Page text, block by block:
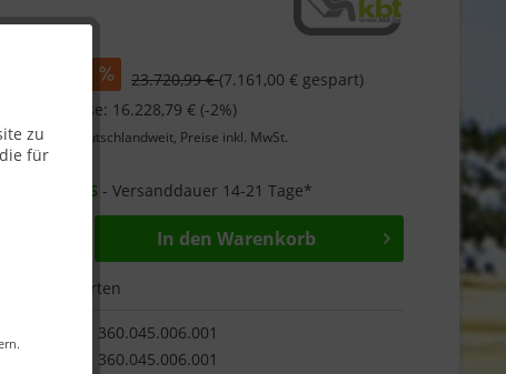
zu
für
23.720,99 €(7.161,00 € gespart)
bei Vorkasse: 16.228,79 € (-2%)
deutschlandweit, Preise inkl. MwSt.
16.09.26 - Versanddauer 14-21 Tage*
In den Warenkorb
Bewerten
360.045.006.001
360.045.006.001